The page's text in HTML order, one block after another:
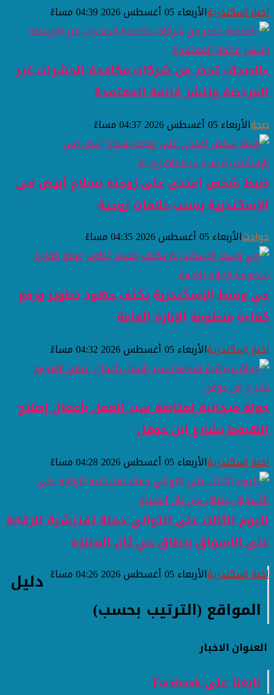
اخبار اسكندريةالأربعاء 05 أغسطس 2026 04:39 مساءً
«الصحة» تحذر من شركات مكافحة الحشرات غير
المرخصة وتنشر قائمة المعتمدة
صحةالأربعاء 05 أغسطس 2026 04:37 مساءً
ضبط شخص اعتدى على زوجته بسلاح أبيض في
الإسكندرية بسبب خلافات زوجية
حوادثالأربعاء 05 أغسطس 2026 04:35 مساءً
حي وسط الإسكندرية يكثف جهود تطوير ورفع
كفاءة منظومة الإنارة العامة
اخبار اسكندريةالأربعاء 05 أغسطس 2026 04:32 مساءً
جولة ميدانية لمتابعة سير العمل بأعمال إصلاح
الهبوط بشارع ابن حوقل
اخبار اسكندريةالأربعاء 05 أغسطس 2026 04:28 مساءً
لليوم الثالث على التوالي حملة تفتيشية للرقابة
على الأسواق بنطاق حي ثان المنتزه
اخبار اسكندريةالأربعاء 05 أغسطس 2026 04:26 مساءً
دليل
المواقع (الترتيب بحسب)
العنوانالاخبار
تابعنا على Facebook